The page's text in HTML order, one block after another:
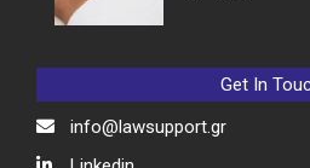
Get In
info@lawsupport.gr